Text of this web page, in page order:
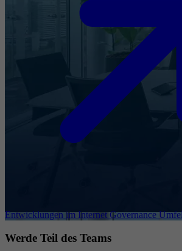
Entwicklungen im Internet Governance
Werde Teil des Teams